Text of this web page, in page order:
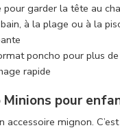
garder la tête au
à la plage ou à la
poncho pour plus
rapide
Minions pour
accessoire mignon.